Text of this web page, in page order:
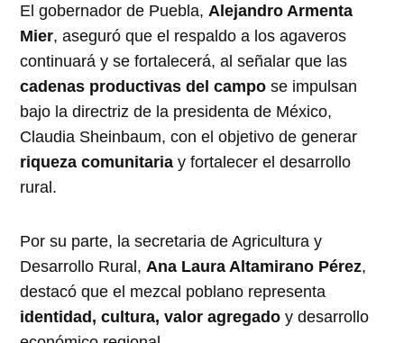
El gobernador de Puebla, Alejandro Armenta
Mier, aseguró que el respaldo a los agaveros
continuará y se fortalecerá, al señalar que las
cadenas productivas del campo se impulsan
bajo la directriz de la presidenta de México,
Claudia Sheinbaum, con el objetivo de generar
riqueza comunitaria y fortalecer el desarrollo
rural.
Por su parte, la secretaria de Agricultura y
Desarrollo Rural, Ana Laura Altamirano Pérez,
destacó que el mezcal poblano representa
identidad, cultura, valor agregado y desarrollo